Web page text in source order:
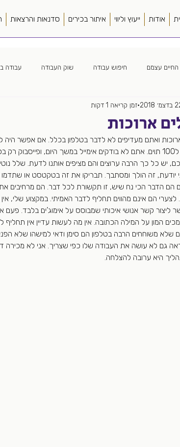
אודות ייעוץ וליווי איתור בכירים סדנאות והרצאות
החיים עצמם חיפוש עבודה שוק העבודה עבודה
ארגונית חווית מועמד
ארוכות
2018 זמן קריאה 1 דקות
ואתם מעדיפים לא לדבר בטלפון בכלל. אם אפשר
מקלדת, ועדיף מתחת ל100 תוים. אתם לא בודקים אימייל במשך היום,
יש כל כך הרבה ערוצים והם מציפים אותנו לדעת. שלל
יודעת, זה הולך ומסתבך. תבריקו את זה בטקטסט או שתדמו
הדבר הכי נח שיש, זו תקשורת לכל דבר. הם מרחיבים את
הם אינם מהווים תחליף לדבר האמיתי. במקצוע שלי,
ליצור קשר אנושי איכותי שמבוסס על אימוג'ים בלבד. פעם
המון על המילה הכתובה. אין מה לעשות עדיין אין
שלא משוחחים הרבה בטלפון הם סימן ודאי למישהו שלא
גם לא עושה את העבודה שלו כפי שצריך. אני לא
היא ערובה להצלחה.